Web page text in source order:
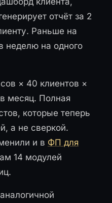
отчёт за 2
Раньше на
неделю на одного
× 40 клиентов ×
месяц. Полная
которые теперь
а не сверкой.
и в ФП для
14 модулей